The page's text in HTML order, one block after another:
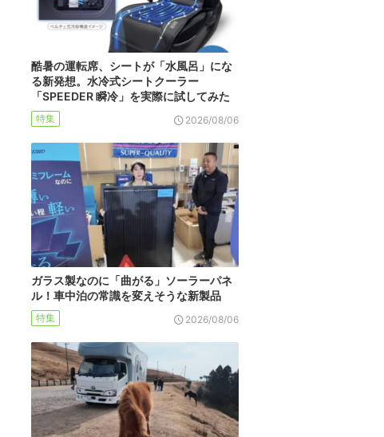
酷暑の運転席、シートが「水風呂」にな
る新発想。水冷式シートクーラー
「SPEEDER 瞬冷」を実際に試してみた
特集 2026/08/06
ガラス製なのに「曲がる」ソーラーパネ
ル！車中泊の常識を変えそうな新製品
特集 2026/08/06